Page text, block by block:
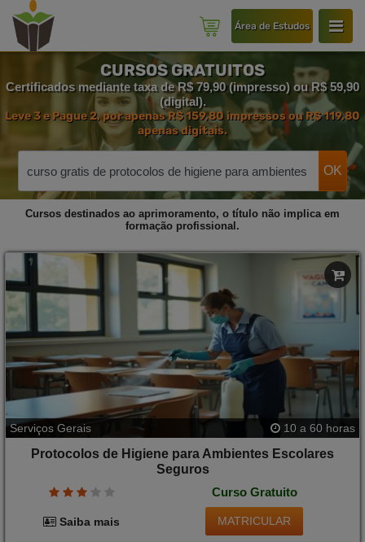
Área de Estudos
CURSOS GRATUITOS
Certificados mediante taxa de R$ 79,90 (impresso) ou R$ 59,90
(digital).
Leve 3 e Pague 2, por apenas R$ 159,80 impressos ou R$ 119,80
apenas digitais.
OK
Cursos destinados ao aprimoramento, o título não implica em
formação profissional.
Serviços Gerais 10 a 60 horas
Protocolos de Higiene para Ambientes Escolares
Seguros
Curso Gratuito
Saiba mais MATRICULAR